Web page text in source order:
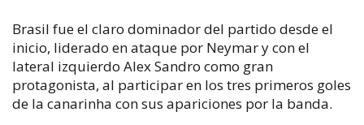
Brasil fue el claro dominador del partido desde el
inicio, liderado en ataque por Neymar y con el
lateral izquierdo Alex Sandro como gran
protagonista, al participar en los tres primeros goles
de la canarinha con sus apariciones por la banda.